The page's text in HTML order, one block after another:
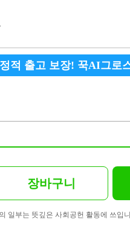
적 출고 보장! 꾹AI그로
장바구니
일부는 뜻깊은 사회공헌 활동에 쓰입